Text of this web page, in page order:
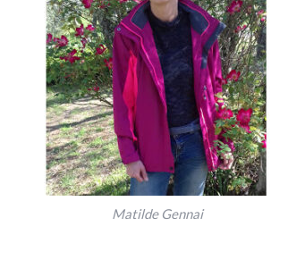
Matilde Gennai